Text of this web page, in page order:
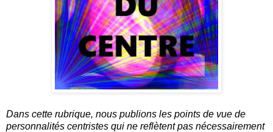
Dans cette rubrique, nous publions les points de vue de
personnalités centristes qui ne reflètent pas nécessairement